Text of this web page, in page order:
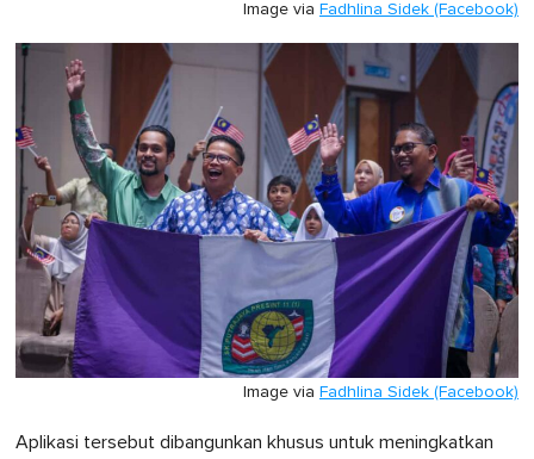
Image via Fadhlina Sidek (Facebook)
Image via Fadhlina Sidek (Facebook)
Aplikasi tersebut dibangunkan khusus untuk meningkatkan